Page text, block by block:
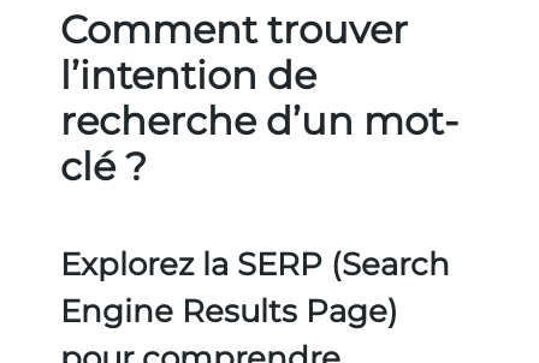
Comment trouver
l’intention de
recherche d’un mot-
clé ?
Explorez la SERP (Search
Engine Results Page)